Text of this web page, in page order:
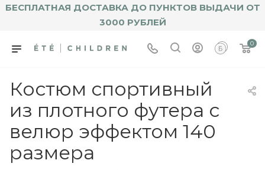
БЕСПЛАТНАЯ ДОСТАВКА ДО ПУНКТОВ ВЫДАЧИ ОТ
3000 РУБЛЕЙ
0
Костюм спортивный
из плотного футера с
велюр эффектом 140
размера